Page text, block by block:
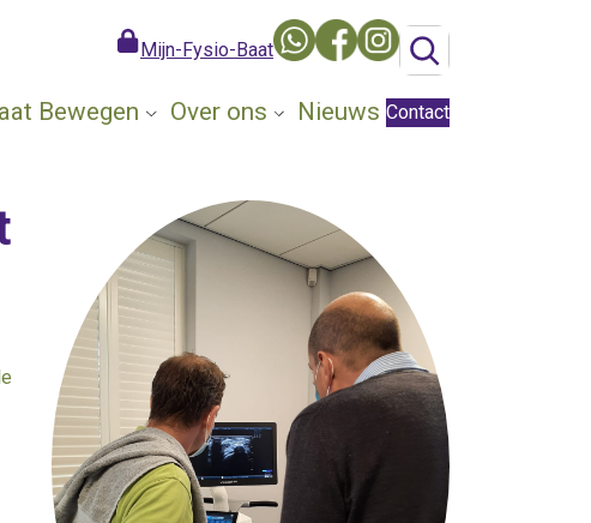
Mijn-Fysio-Baat
Bewegen Over ons Nieuws Contact